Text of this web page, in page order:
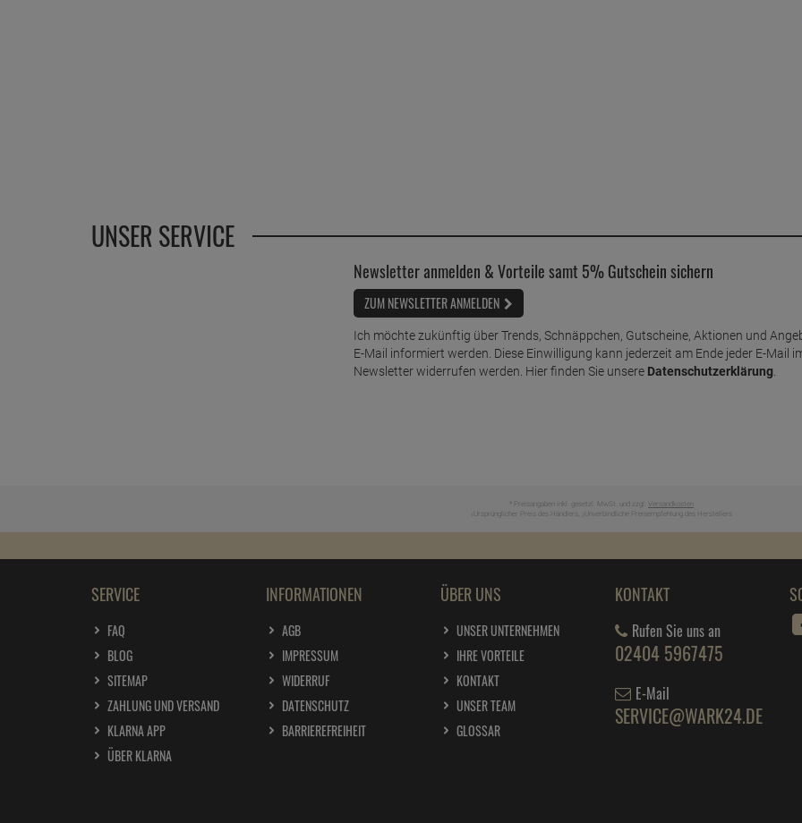
UNSER SERVICE
Newsletter anmelden & Vorteile samt 5% Gutschein sichern
ZUM NEWSLETTER ANMELDEN
Ich möchte zukünftig über Trends, Schnäppchen, Gutscheine, Aktionen und
E-Mail informiert werden. Diese Einwilligung kann jederzeit am Ende jeder E-Mail
Newsletter widerrufen werden. Hier finden Sie unsere Datenschutzerklärung.
* Preisangaben inkl. gesetzl. MwSt. und zzgl. Versandkosten
Ursprünglicher Preis des Händlers, Unverbindliche Preisempfehlung des Herstellers
FAQ
BLOG
SITEMAP
ZAHLUNG UND VERSAND
KLARNA APP
AGB
IMPRESSUM
WIDERRUF
DATENSCHUTZ
UNSER UNTERNEHMEN
IHRE VORTEILE
KONTAKT
UNSER TEAM
Rufen Sie uns an
E-Mail
SERVICE@WARK24.DE